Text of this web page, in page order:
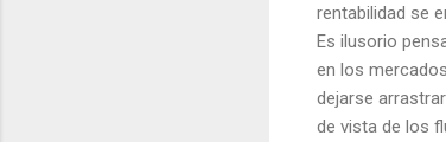
rentabilidad se
Es ilusorio
en los
dejarse
de vista de los